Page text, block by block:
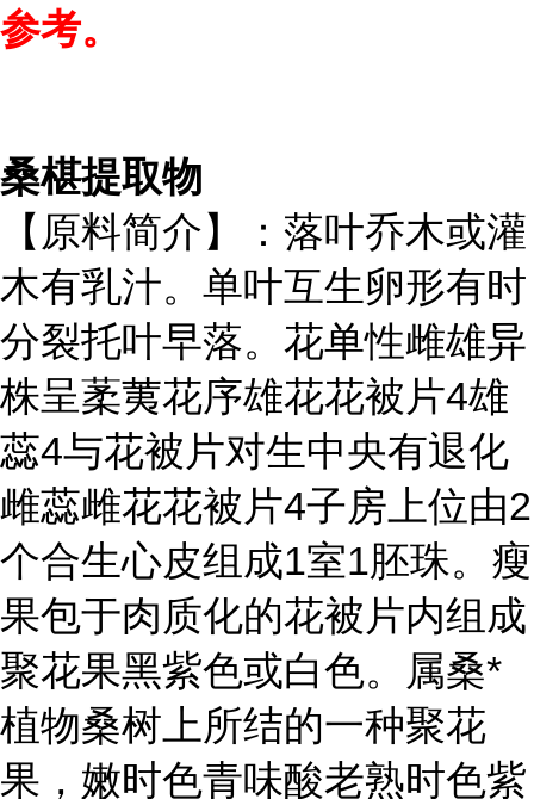
参考。
桑椹提取物
【原料简介】：落叶乔木或灌
木有乳汁。单叶互生卵形有时
分裂托叶早落。花单性雌雄异
株呈葇荑花序雄花花被片4雄
蕊4与花被片对生中央有退化
雌蕊雌花花被片4子房上位由2
个合生心皮组成1室1胚珠。瘦
果包于肉质化的花被片内组成
聚花果黑紫色或白色。属桑*
植物桑树上所结的一种聚花
果，嫩时色青味酸老熟时色紫